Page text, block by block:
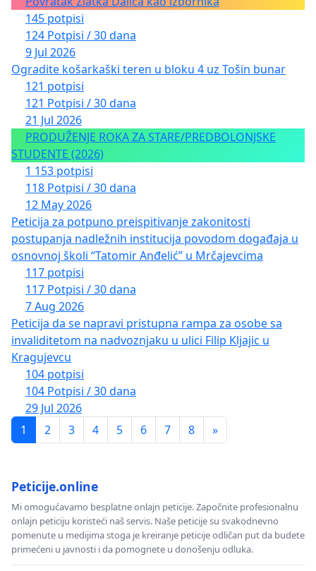
145 potpisi
124 Potpisi / 30 dana
9 Jul 2026
Ogradite košarkaški teren u bloku 4 uz Tošin bunar
121 potpisi
121 Potpisi / 30 dana
21 Jul 2026
PRODUŽENJE ROKA ZA STARE/PREDBOLONJSKE
STUDENTE (2026)
1 153 potpisi
118 Potpisi / 30 dana
12 May 2026
Peticija za potpuno preispitivanje zakonitosti
postupanja nadležnih institucija povodom događaja u
osnovnoj školi “Tatomir Anđelić” u Mrčajevcima
117 potpisi
117 Potpisi / 30 dana
7 Aug 2026
Peticija da se napravi pristupna rampa za osobe sa
invaliditetom na nadvoznjaku u ulici Filip Kljajic u
Kragujevcu
104 potpisi
104 Potpisi / 30 dana
29 Jul 2026
1
2 3 4 5 6 7 8 »
Peticije.online
Mi omogućavamo besplatne onlajn peticije. Započnite profesionalnu
onlajn peticiju koristeći naš servis. Naše peticije su svakodnevno
pomenute u medijima stoga je kreiranje peticije odličan put da budete
primećeni u javnosti i da pomognete u donošenju odluka.